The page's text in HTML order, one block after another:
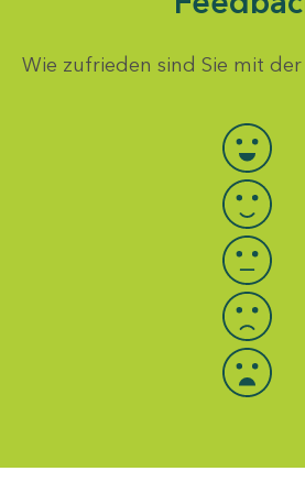
Wie zufrieden sind Sie mit der